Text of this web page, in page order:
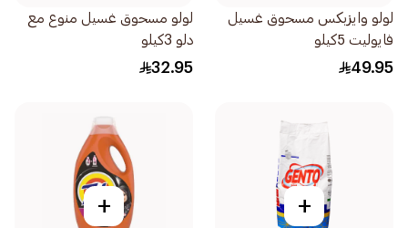
لولو وايزبكس مسحوق غسيل
فايوليت 5كيلو
49.95
لولو مسحوق غسيل منوع مع
دلو 3كيلو
32.95
+
+